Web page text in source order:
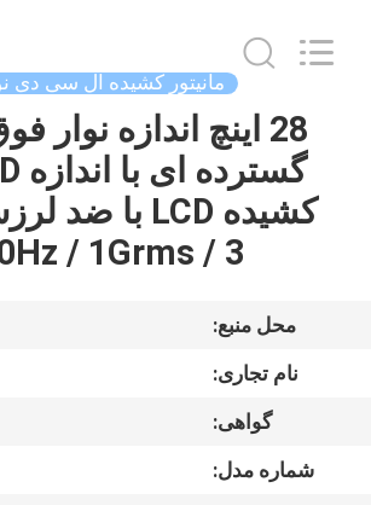
صفحه
اصلی
محصولات
Equipment
مانیتور کشیده ال سی دی
28 اینچ اندازه نوار
/ 1Grms / 3
محل منبع:
نام تجاری:
گواهی:
شماره مدل: